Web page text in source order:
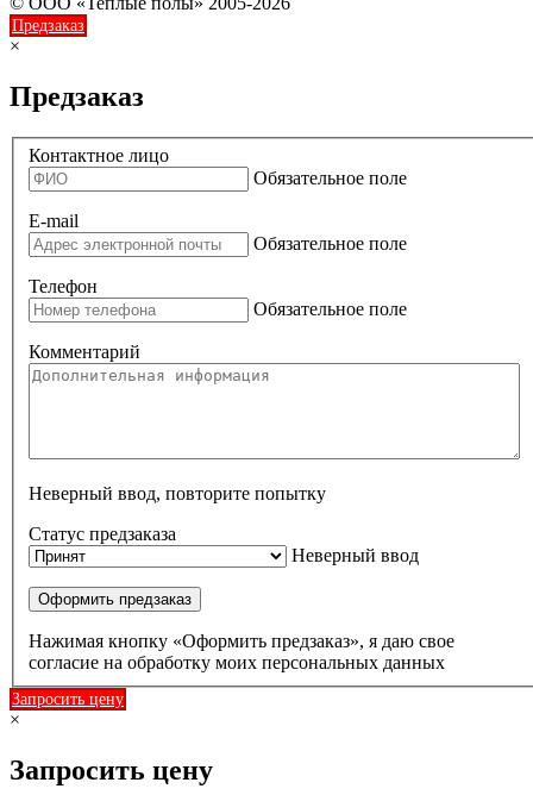
Предзаказ
×
Предзаказ
Контактное лицо
Обязательное поле
E-mail
Обязательное поле
Телефон
Обязательное поле
Комментарий
Неверный ввод, повторите попытку
Статус предзаказа
Неверный ввод
Оформить предзаказ
Нажимая кнопку «Оформить предзаказ», я даю свое
согласие на обработку моих персональных данных
Запросить цену
×
Запросить цену